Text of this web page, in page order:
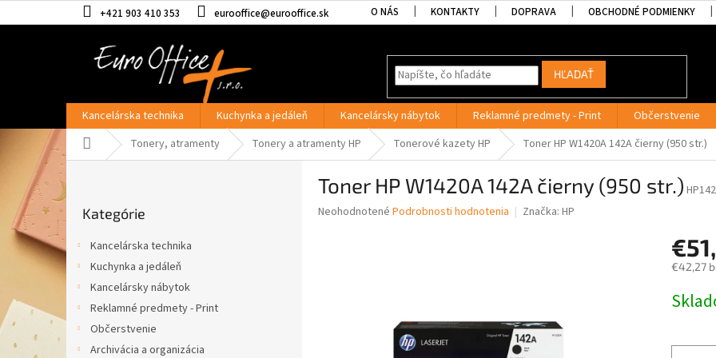
na
+421 903 410 353 eurooffice@eurooffice.sk O NÁS KONTAKTY DOPRAVA OBCHODNÉ PODMIENKY
HĽADAŤ
Kancelárska technika Kuchynka a jedáleň Kancelársky nábytok Reklamné predmety - Print Občerstvenie
Domov Tonery, atramenty Tonery a atramenty HP Tonerové kazety HP Toner HP W1420A 142A čierny (950 str.)
o
č
p
a
l
kategórie
Kategórie
Kancelárska technika
Kuchynka a jedáleň
Kancelársky nábytok
Reklamné predmety - Print
Občerstvenie
Archivácia a organizácia
Toner HP W1420A 142A čierny (950 str.)
Priemerné
Neohodnotené Podrobnosti hodnotenia Značka: HP
€42,27
cena: